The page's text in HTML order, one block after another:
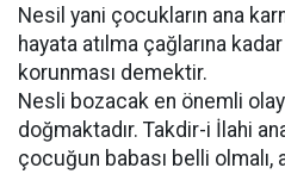
Nesil yani çocukların ana
hayata atılma çağlarına kadar
korunması demektir.
Nesli bozacak en önemli
doğmaktadır. Takdir-i İlahi
çocuğun babası belli olmalı,